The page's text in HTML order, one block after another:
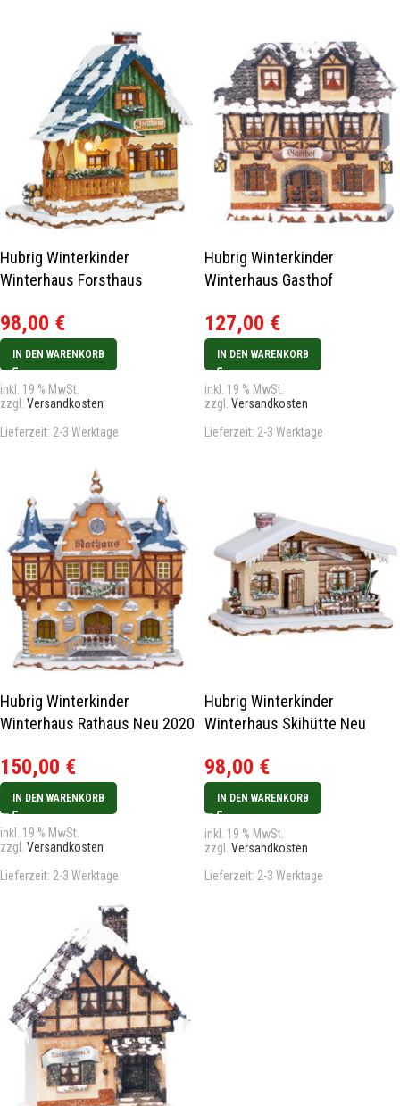
Hubrig Winterkinder
Winterhaus Forsthaus
98,00 €
IN DEN WARENKORB
inkl. 19 % MwSt.
zzgl. Versandkosten
Lieferzeit: 2-3 Werktage
Hubrig Winterkinder
Winterhaus Gasthof
127,00 €
IN DEN WARENKORB
inkl. 19 % MwSt.
zzgl. Versandkosten
Lieferzeit: 2-3 Werktage
Hubrig Winterkinder
Winterhaus Rathaus Neu 2020
150,00 €
IN DEN WARENKORB
inkl. 19 % MwSt.
zzgl. Versandkosten
Lieferzeit: 2-3 Werktage
Hubrig Winterkinder
Winterhaus Skihütte Neu
98,00 €
IN DEN WARENKORB
inkl. 19 % MwSt.
zzgl. Versandkosten
Lieferzeit: 2-3 Werktage